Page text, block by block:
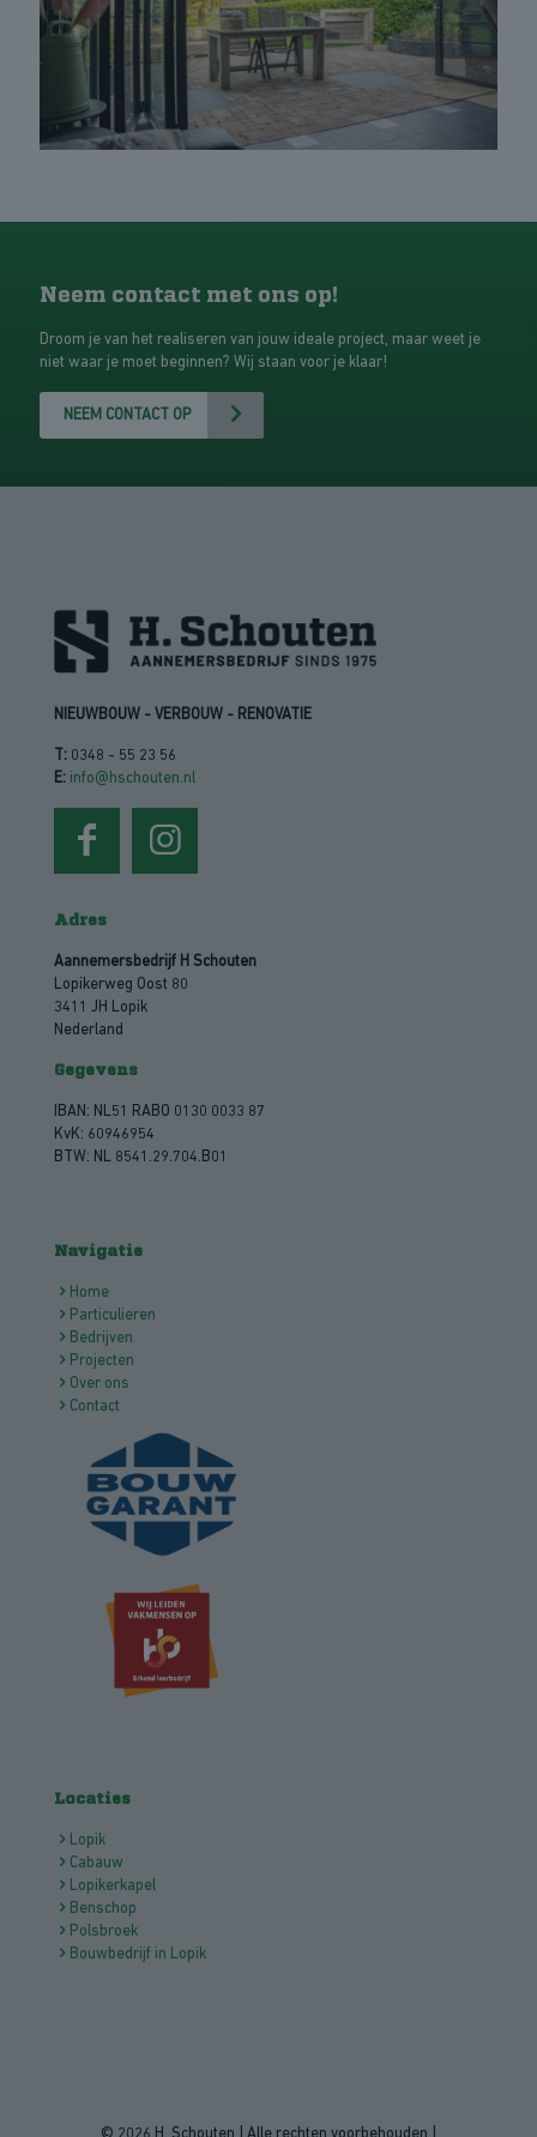
Neem contact met ons op!
Droom je van het realiseren van jouw ideale project, maar weet je
niet waar je moet beginnen? Wij staan voor je klaar!
NEEM CONTACT OP
NIEUWBOUW - VERBOUW - RENOVATIE
T: 0348 - 55 23 56
E: info@hschouten.nl
Adres
Aannemersbedrijf H Schouten
Lopikerweg Oost 80
3411 JH Lopik
Nederland
Gegevens
IBAN: NL51 RABO 0130 0033 87
KvK: 60946954
BTW: NL 8541.29.704.B01
Navigatie
Home
Particulieren
Bedrijven
Projecten
Over ons
Contact
Locaties
Lopik
Cabauw
Lopikerkapel
Benschop
Polsbroek
Bouwbedrijf in Lopik
© 2026 H. Schouten | Alle rechten voorbehouden |